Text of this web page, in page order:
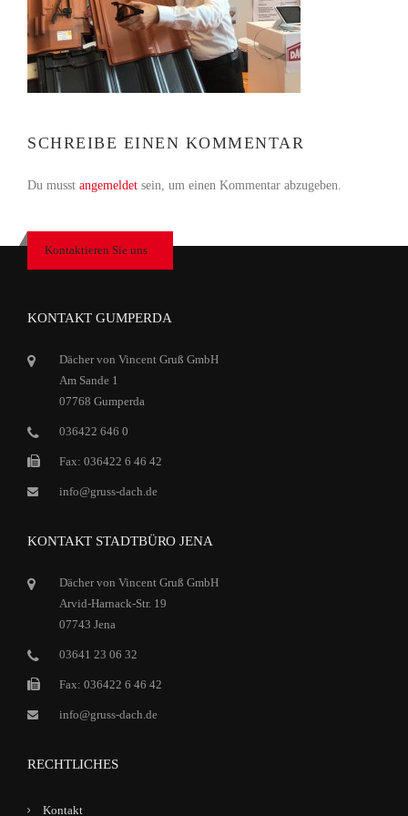
SCHREIBE EINEN KOMMENTAR
Du musst angemeldet sein, um einen Kommentar abzugeben.
Kontaktieren Sie uns
KONTAKT GUMPERDA
Dächer von Vincent Gruß GmbH
Am Sande 1
07768 Gumperda
036422 646 0
Fax: 036422 6 46 42
info@gruss-dach.de
KONTAKT STADTBÜRO JENA
Dächer von Vincent Gruß GmbH
Arvid-Harnack-Str. 19
07743 Jena
03641 23 06 32
Fax: 036422 6 46 42
info@gruss-dach.de
RECHTLICHES
Kontakt